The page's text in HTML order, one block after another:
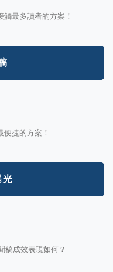
最多讀者的方案！
捷的方案！
稿成效表現如何？